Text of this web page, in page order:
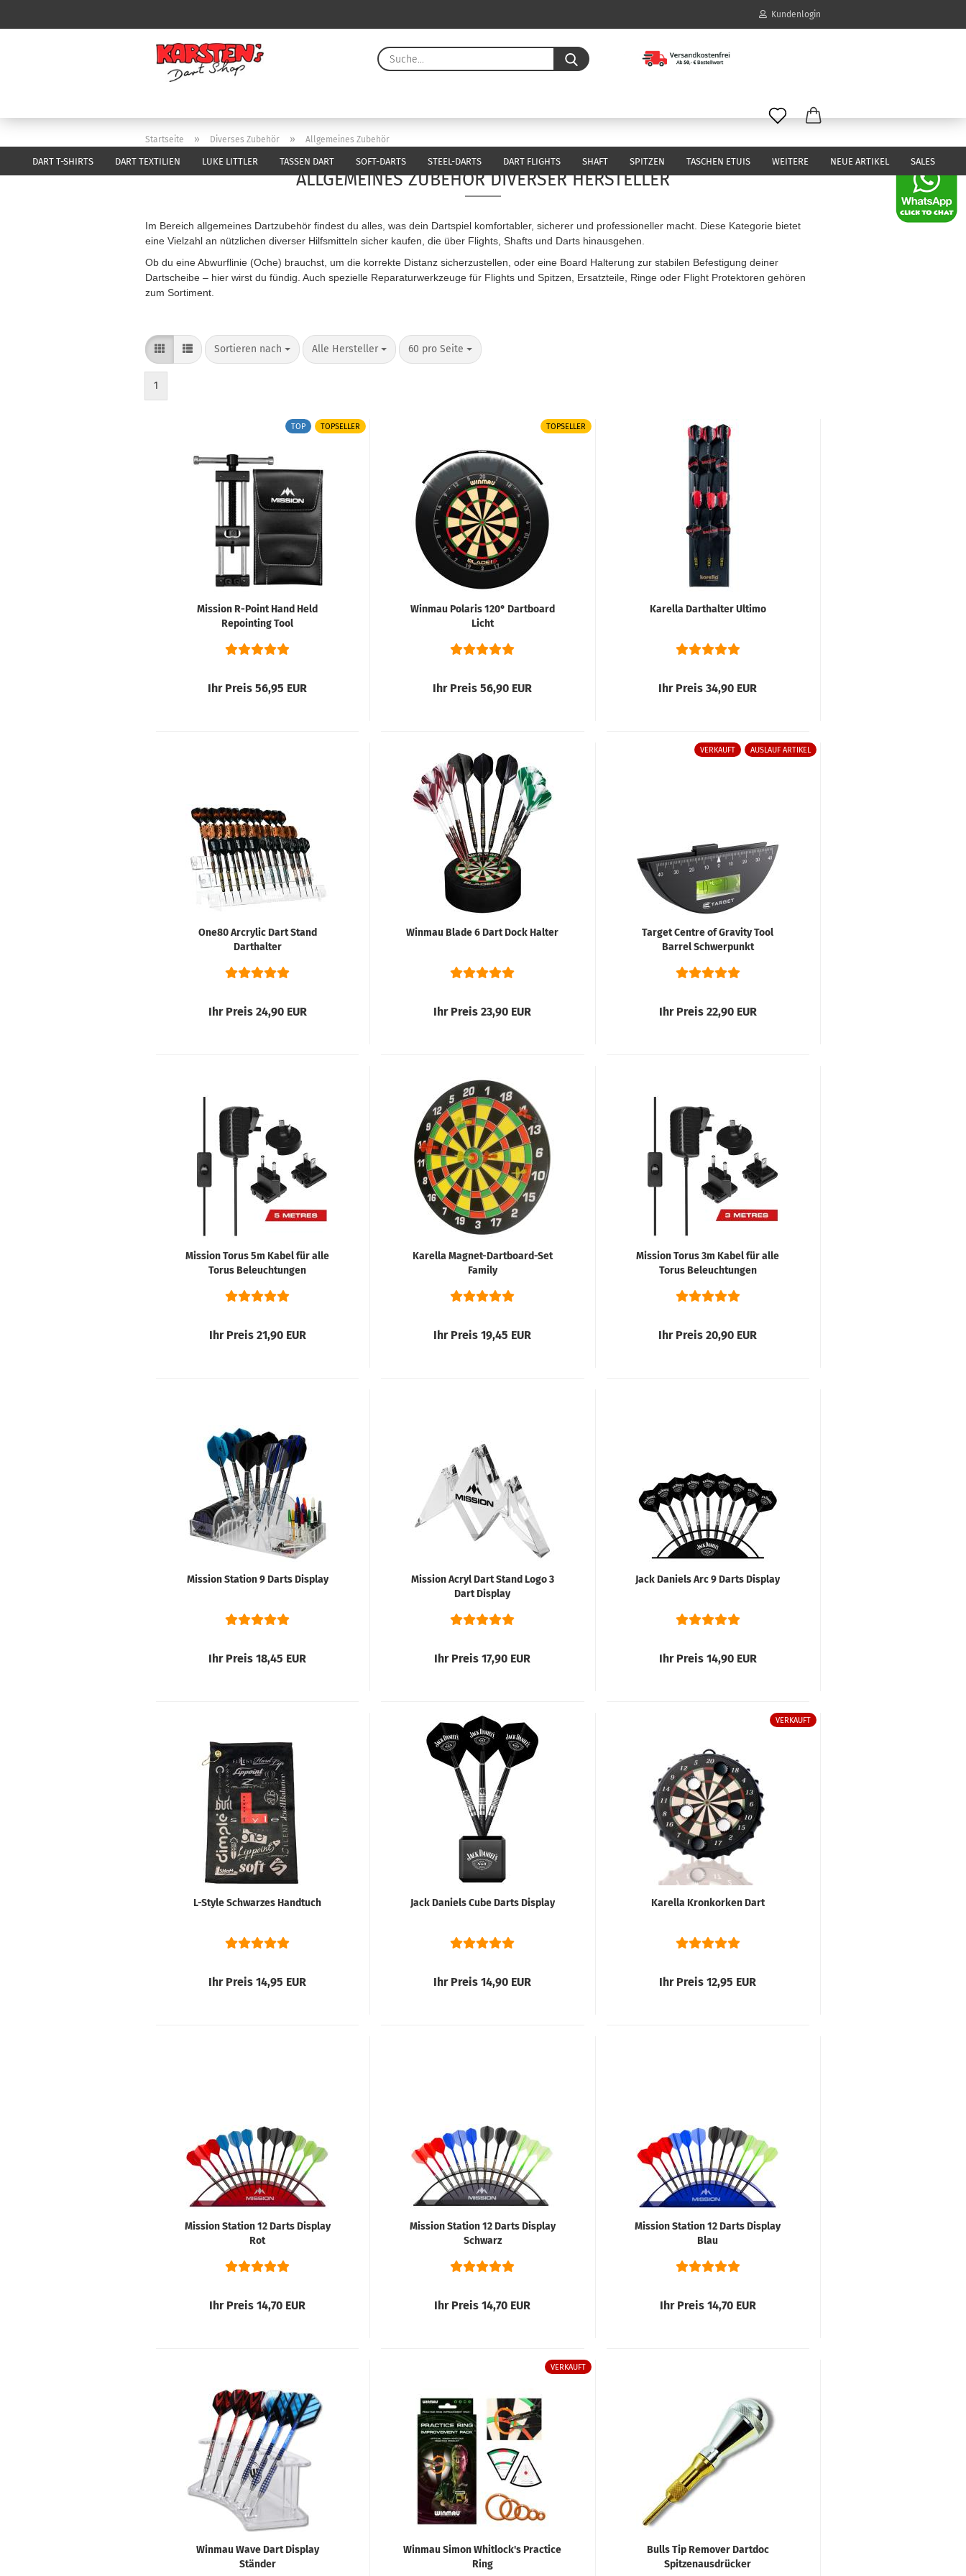
Kundenlogin
Passwort vergessen?
Suche...
DART T-SHIRTS DART TEXTILIEN LUKE LITTLER TASSEN DART SOFT-DARTS STEEL-DARTS DART FLIGHTS SHAFT SPITZEN TASCHEN ETUIS NEUE ARTIKEL SALES
WEITERE
Startseite » Diverses Zubehör » Allgemeines Zubehör
ALLGEMEINES ZUBEHÖR DIVERSER HERSTELLER
Im Bereich allgemeines Dartzubehör findest du alles, was dein Dartspiel komfortabler, sicherer und professioneller macht. Diese Kategorie bietet
eine Vielzahl an nützlichen diverser Hilfsmitteln sicher kaufen, die über Flights, Shafts und Darts hinausgehen.
Ob du eine Abwurflinie (Oche) brauchst, um die korrekte Distanz sicherzustellen, oder eine Board Halterung zur stabilen Befestigung deiner
Dartscheibe – hier wirst du fündig. Auch spezielle Reparaturwerkzeuge für Flights und Spitzen, Ersatzteile, Ringe oder Flight Protektoren gehören
zum Sortiment.
Sortieren nach
Sortieren nach Alle Hersteller
pro Seite 60 pro Seite
pro Seite
1
TOP TOPSELLER
Mission R-Point Hand Held
Repointing Tool
Ihr Preis 56,95 EUR
TOPSELLER
Winmau Polaris 120° Dartboard
Licht
Ihr Preis 56,90 EUR
Karella Darthalter Ultimo
Ihr Preis 34,90 EUR
One80 Arcrylic Dart Stand
Darthalter
Ihr Preis 24,90 EUR
Winmau Blade 6 Dart Dock Halter
Ihr Preis 23,90 EUR
VERKAUFT AUSLAUF ARTIKEL
Target Centre of Gravity Tool
Barrel Schwerpunkt
Ihr Preis 22,90 EUR
Mission Torus 5m Kabel für alle
Torus Beleuchtungen
Ihr Preis 21,90 EUR
Karella Magnet-Dartboard-Set
Family
Ihr Preis 19,45 EUR
Mission Torus 3m Kabel für alle
Torus Beleuchtungen
Ihr Preis 20,90 EUR
Mission Station 9 Darts Display
Ihr Preis 18,45 EUR
Mission Acryl Dart Stand Logo 3
Dart Display
Ihr Preis 17,90 EUR
Jack Daniels Arc 9 Darts Display
Ihr Preis 14,90 EUR
L-Style Schwarzes Handtuch
Ihr Preis 14,95 EUR
Jack Daniels Cube Darts Display
Ihr Preis 14,90 EUR
VERKAUFT
Karella Kronkorken Dart
Ihr Preis 12,95 EUR
Mission Station 12 Darts Display
Rot
Ihr Preis 14,70 EUR
Mission Station 12 Darts Display
Schwarz
Ihr Preis 14,70 EUR
Mission Station 12 Darts Display
Blau
Ihr Preis 14,70 EUR
Winmau Wave Dart Display
Ständer
VERKAUFT
Winmau Simon Whitlock's Practice
Ring
Bulls Tip Remover Dartdoc
Spitzenausdrücker